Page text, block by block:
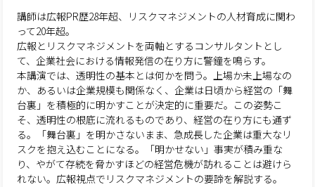
講師は広報PR歴28年超、リスクマネジメントの人材育成に関わ
って20年超。
広報とリスクマネジメントを両軸とするコンサルタントとし
て、企業社会における情報発信の在り方に警鐘を鳴らす。
本講演では、透明性の基本とは何かを問う。上場か未上場なの
か、あるいは企業規模も関係なく、企業は日頃から経営の「舞
台裏」を積極的に明かすことが決定的に重要だ。この姿勢こ
そ、透明性の根底に流れるものであり、経営の在り方にも通ず
る。「舞台裏」を明かさないまま、急成長した企業は重大なリ
スクを抱え込むことになる。「明かせない」事実が積み重な
り、やがて存続を脅かすほどの経営危機が訪れることは避けら
れない。広報視点でリスクマネジメントの要諦を解説する。